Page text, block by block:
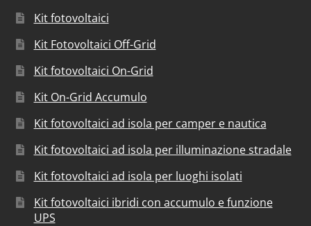
Kit fotovoltaici
Kit Fotovoltaici Off-Grid
Kit fotovoltaici On-Grid
Kit On-Grid Accumulo
Kit fotovoltaici ad isola per camper e nautica
Kit fotovoltaici ad isola per illuminazione stradale
Kit fotovoltaici ad isola per luoghi isolati
Kit fotovoltaici ibridi con accumulo e funzione
UPS